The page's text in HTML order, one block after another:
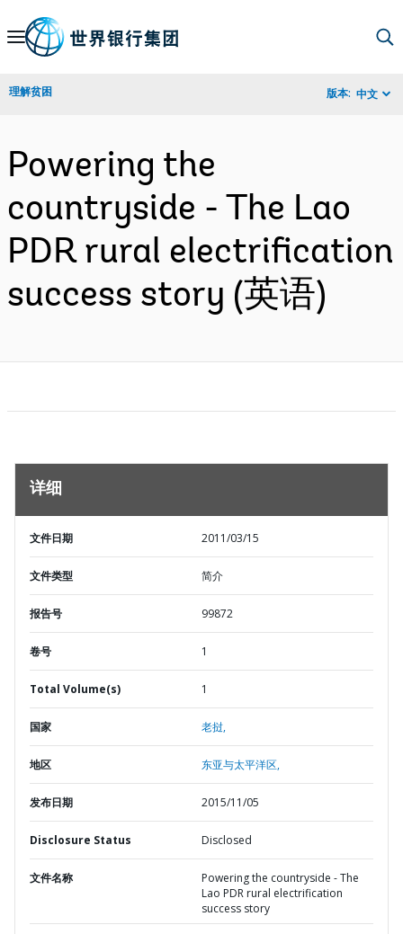
Skip
Navigation
理解贫困 版本: 中文
Powering the
countryside - The Lao
PDR rural electrification
success story (英语)
详细
文件日期 2011/03/15
文件类型 简介
报告号 99872
卷号 1
Total Volume(s) 1
国家 老挝,
地区 东亚与太平洋区,
发布日期 2015/11/05
Disclosure Status Disclosed
文件名称
Powering the countryside - The
Lao PDR rural electrification
success story